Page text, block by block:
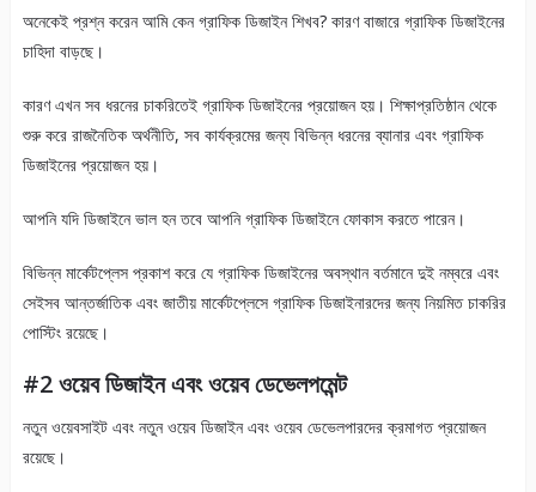
অনেকেই প্রশ্ন করেন আমি কেন গ্রাফিক ডিজাইন শিখব? কারণ বাজারে গ্রাফিক ডিজাইনের
চাহিদা বাড়ছে।
কারণ এখন সব ধরনের চাকরিতেই গ্রাফিক ডিজাইনের প্রয়োজন হয়। শিক্ষাপ্রতিষ্ঠান থেকে
শুরু করে রাজনৈতিক অর্থনীতি, সব কার্যক্রমের জন্য বিভিন্ন ধরনের ব্যানার এবং গ্রাফিক
ডিজাইনের প্রয়োজন হয়।
আপনি যদি ডিজাইনে ভাল হন তবে আপনি গ্রাফিক ডিজাইনে ফোকাস করতে পারেন।
বিভিন্ন মার্কেটপ্লেস প্রকাশ করে যে গ্রাফিক ডিজাইনের অবস্থান বর্তমানে দুই নম্বরে এবং
সেইসব আন্তর্জাতিক এবং জাতীয় মার্কেটপ্লেসে গ্রাফিক ডিজাইনারদের জন্য নিয়মিত চাকরির
পোস্টিং রয়েছে।
#2 ওয়েব ডিজাইন এবং ওয়েব ডেভেলপমেন্ট
নতুন ওয়েবসাইট এবং নতুন ওয়েব ডিজাইন এবং ওয়েব ডেভেলপারদের ক্রমাগত প্রয়োজন
রয়েছে।